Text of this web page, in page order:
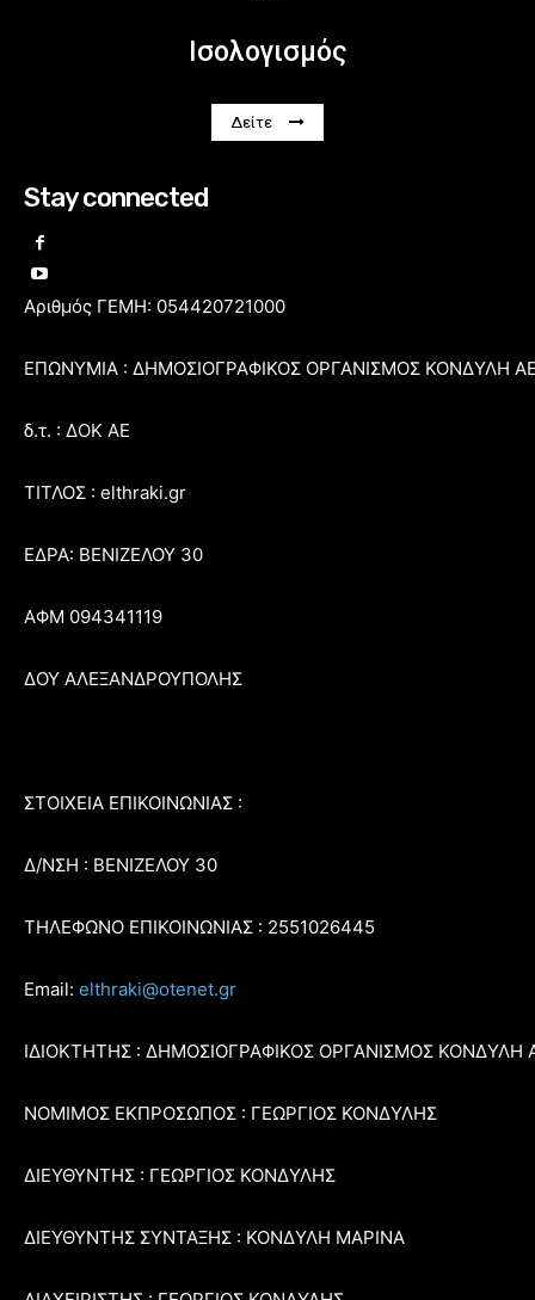
Ισολογισμός
Δείτε
Stay connected
Αριθμός ΓΕΜΗ: 054420721000
ΕΠΩΝΥΜΙΑ : ΔΗΜΟΣΙΟΓΡΑΦΙΚΟΣ ΟΡΓΑΝΙΣΜΟΣ ΚΟΝΔΥΛΗ
δ.τ. : ΔΟΚ ΑΕ
ΤΙΤΛΟΣ : elthraki.gr
ΕΔΡΑ: ΒΕΝΙΖΕΛΟΥ 30
ΑΦΜ 094341119
ΔΟΥ ΑΛΕΞΑΝΔΡΟΥΠΟΛΗΣ
ΣΤΟΙΧΕΙΑ ΕΠΙΚΟΙΝΩΝΙΑΣ :
Δ/ΝΣΗ : ΒΕΝΙΖΕΛΟΥ 30
ΤΗΛΕΦΩΝΟ ΕΠΙΚΟΙΝΩΝΙΑΣ : 2551026445
Email: elthraki@otenet.gr
ΙΔΙΟΚΤΗΤΗΣ : ΔΗΜΟΣΙΟΓΡΑΦΙΚΟΣ ΟΡΓΑΝΙΣΜΟΣ ΚΟΝΔΥΛΗ
ΝΟΜΙΜΟΣ ΕΚΠΡΟΣΩΠΟΣ : ΓΕΩΡΓΙΟΣ ΚΟΝΔΥΛΗΣ
ΔΙΕΥΘΥΝΤΗΣ : ΓΕΩΡΓΙΟΣ ΚΟΝΔΥΛΗΣ
ΔΙΕΥΘΥΝΤΗΣ ΣΥΝΤΑΞΗΣ : ΚΟΝΔΥΛΗ ΜΑΡΙΝΑ